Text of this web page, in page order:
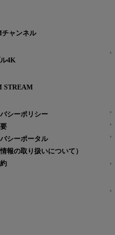
ャンネル
4K
STREAM
シーポリシー
シーポータル
情報の取り扱いについて）